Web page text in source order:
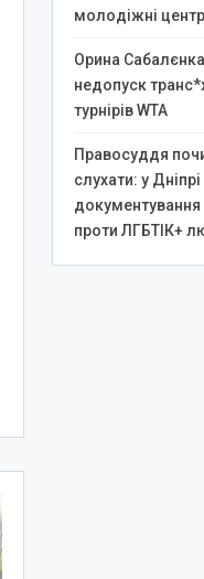
молодіжні
Орина
недопуск
турнірів WTA
Правосуддя
слухати: у
документування
проти ЛГБТІК+